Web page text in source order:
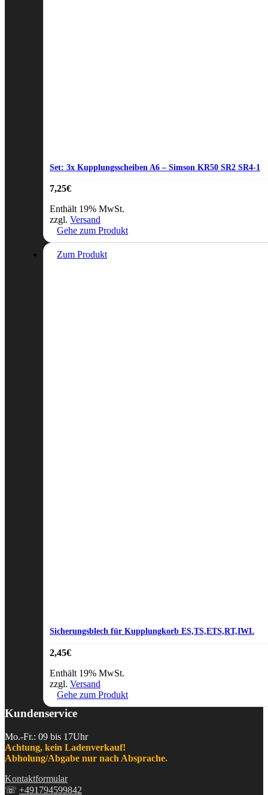
Set: 3x Kupplungsscheiben A6 – Simson KR50 SR2 SR4-1
7,25€
Enthält 19% MwSt.
zzgl. Versand
Gehe zum Produkt
Zum Produkt
Sicherungsblech für Kupplungkorb ES,TS,ETS,RT,IWL
2,45€
Enthält 19% MwSt.
zzgl. Versand
Gehe zum Produkt
Kundenservice
Mo.-Fr.: 09 bis 17Uhr
Achtung, kein Ladenverkauf!
Abholung/Abgabe nur nach Absprache.
Kontaktformular
☏ +491794599842